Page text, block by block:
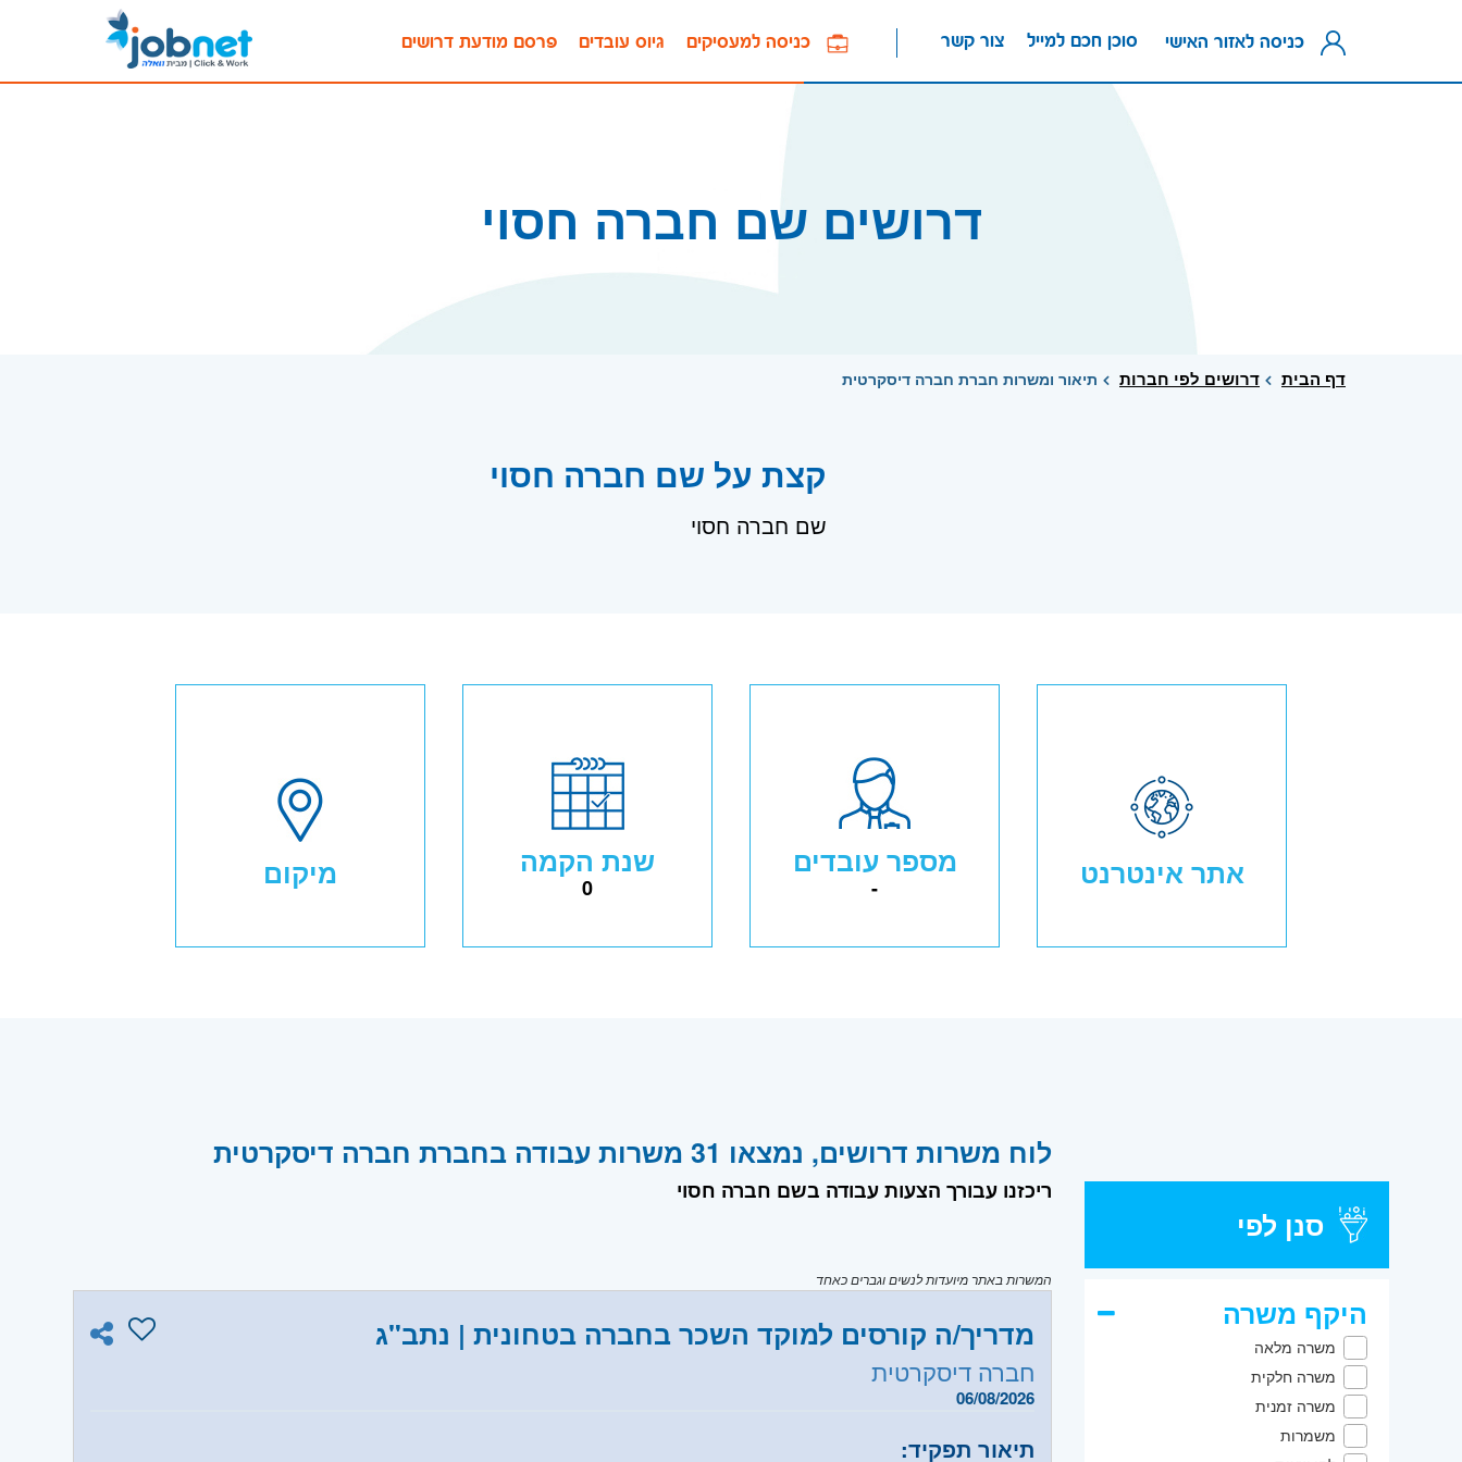
פרסם מודעת דרושים גיוס עובדים כניסה למעסיקים צור קשר סוכן חכם למייל כניסה לאזור האישי
דרושים שם חברה חסוי
דף הבית דרושים לפי חברות תיאור ומשרות חברת חברה דיסקרטית
קצת על שם חברה חסוי
שם חברה חסוי
אתר אינטרנט מספר עובדים
-
שנת הקמה
0 מיקום
סנן לפי
היקף משרה
משרה מלאה
משרה חלקית
משרה זמנית
משמרות
לוח משרות דרושים, נמצאו 31 משרות עבודה בחברת חברה דיסקרטית
ריכזנו עבורך הצעות עבודה בשם חברה חסוי
המשרות באתר מיועדות לנשים וגברים כאחד
מדריך/ה קורסים למוקד השכר בחברה בטחונית | נתב"ג
חברה דיסקרטית
06/08/2026
תיאור תפקיד: